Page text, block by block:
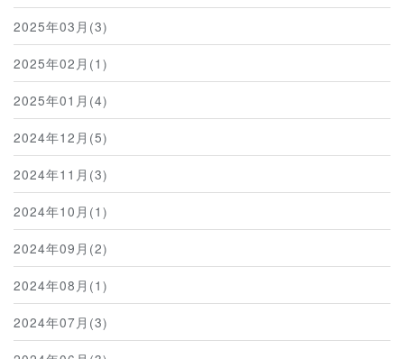
2025年03月(3)
2025年02月(1)
2025年01月(4)
2024年12月(5)
2024年11月(3)
2024年10月(1)
2024年09月(2)
2024年08月(1)
2024年07月(3)